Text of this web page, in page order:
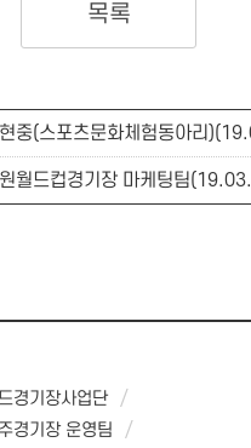
목록
중(스포츠문화체험동아리
월드컵경기장 마케팅팀
경기장사업단
경기장 운영팀